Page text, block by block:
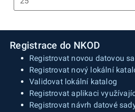
Registrace do NKOD
Registrovat novou datovou
Registrovat nový lokální
Validovat lokální katalog
Registrovat aplikaci
Registrovat návrh datové